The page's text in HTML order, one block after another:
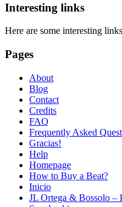
Interesting links
Here are some interesting
Pages
About
Blog
Contact
Credits
FAQ
Frequently Asked
Gracias!
Help
Homepage
How to Buy a Beat?
Inicio
JL Ortega & Bossolo